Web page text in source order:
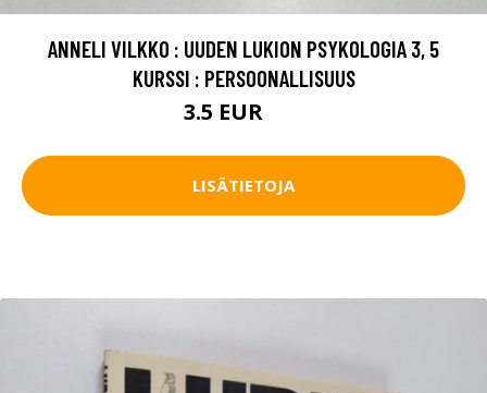
ANNELI VILKKO : UUDEN LUKION PSYKOLOGIA 3, 5
KURSSI : PERSOONALLISUUS
3.5 EUR
LISÄTIETOJA